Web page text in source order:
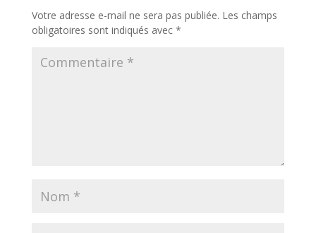
Votre adresse e-mail ne sera pas publiée. Les champs
obligatoires sont indiqués avec *